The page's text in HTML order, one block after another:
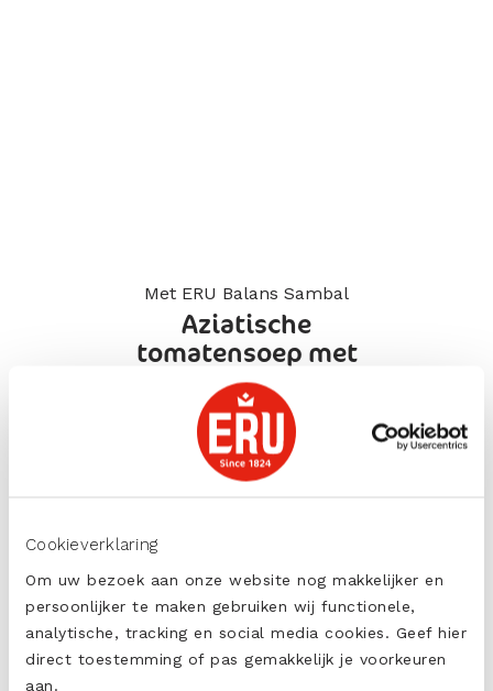
Cookieverklaring
Om uw bezoek aan onze website nog makkelijker en
persoonlijker te maken gebruiken wij functionele,
analytische, tracking en social media cookies. Geef hier
direct toestemming of pas gemakkelijk je voorkeuren
aan.
Met ERU Balans Sambal
Aziatische
tomatensoep met
malse kippendij
BEKIJK DIT RECEPT
Voedingswaarde per